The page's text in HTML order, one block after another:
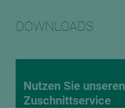
DOWNLOADS
Nutzen Sie unseren
Zuschnittservice